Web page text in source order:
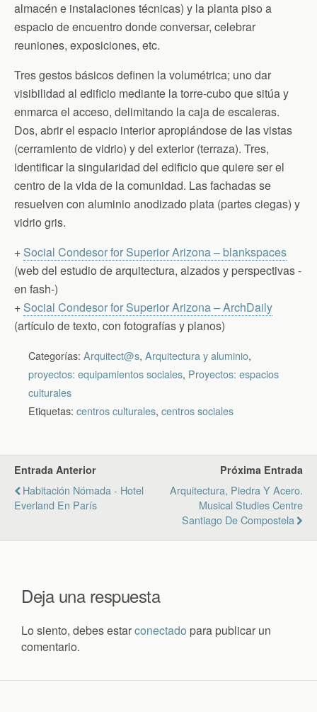
almacén e instalaciones técnicas) y la planta piso a
espacio de encuentro donde conversar, celebrar
reuniones, exposiciones, etc.
Tres gestos básicos definen la volumétrica; uno dar
visibilidad al edificio mediante la torre-cubo que sitúa y
enmarca el acceso, delimitando la caja de escaleras.
Dos, abrir el espacio interior apropiándose de las vistas
(cerramiento de vidrio) y del exterior (terraza). Tres,
identificar la singularidad del edificio que quiere ser el
centro de la vida de la comunidad. Las fachadas se
resuelven con aluminio anodizado plata (partes ciegas) y
vidrio gris.
+ Social Condesor for Superior Arizona – blankspaces
(web del estudio de arquitectura, alzados y perspectivas -
en fash-)
+ Social Condesor for Superior Arizona – ArchDaily
(artículo de texto, con fotografías y planos)
Categorías: Arquitect@s, Arquitectura y aluminio,
proyectos: equipamientos sociales, Proyectos: espacios
culturales
Etiquetas: centros culturales, centros sociales
Entrada Anterior
Habitación Nómada - Hotel
Everland En París
Próxima Entrada
Arquitectura, Piedra Y Acero.
Musical Studies Centre
Santiago De Compostela
Deja una respuesta
Lo siento, debes estarconectado para publicar un
comentario.